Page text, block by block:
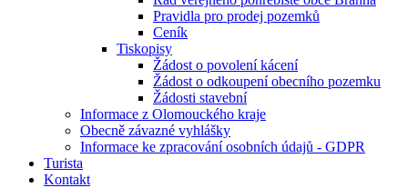
Pravidla pro prodej pozemků
Ceník
Tiskopisy
Žádost o povolení kácení
Žádost o odkoupení obecního pozemku
Žádosti stavební
Informace z Olomouckého kraje
Obecně závazné vyhlášky
Informace ke zpracování osobních údajů - GDPR
Turista
Kontakt